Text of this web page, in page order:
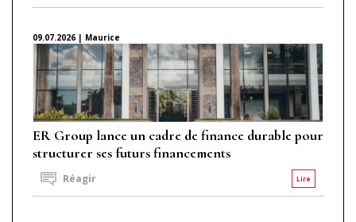
09.07.2026 | Maurice
ER Group lance un cadre de finance durable pour
structurer ses futurs financements
Lire
Réagir